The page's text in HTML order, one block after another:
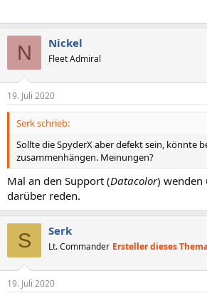
N Nickel
Fleet Admiral
19. Juli 2020
Serk schrieb:
Sollte die SpyderX aber defekt sein, könnte
zusammenhängen. Meinungen?
Mal an den Support (Datacolor) wenden
darüber reden.
S Serk
Lt. Commander Ersteller dieses
19. Juli 2020